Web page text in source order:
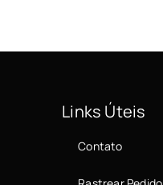
Links Úteis
Contato